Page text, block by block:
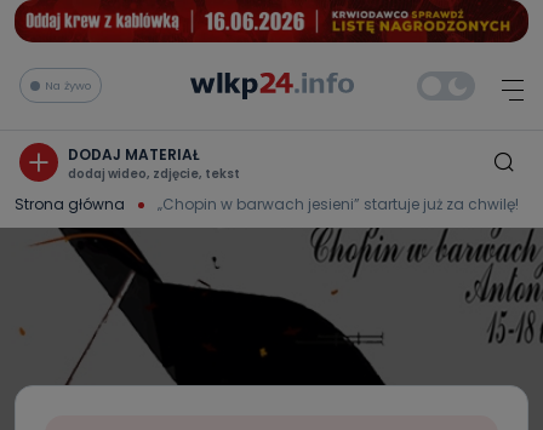
Na żywo
DODAJ MATERIAŁ
dodaj wideo, zdjęcie, tekst
Strona główna „Chopin w barwach jesieni” startuje już za chwilę!